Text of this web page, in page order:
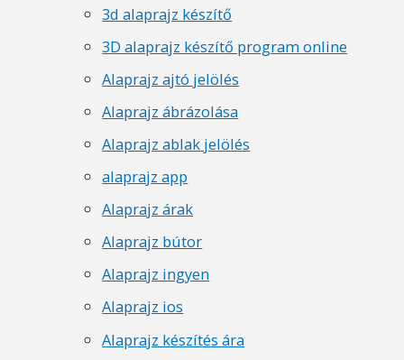
3d alaprajz készítő
3D alaprajz készítő program online
Alaprajz ajtó jelölés
Alaprajz ábrázolása
Alaprajz ablak jelölés
alaprajz app
Alaprajz árak
Alaprajz bútor
Alaprajz ingyen
Alaprajz ios
Alaprajz készítés ára